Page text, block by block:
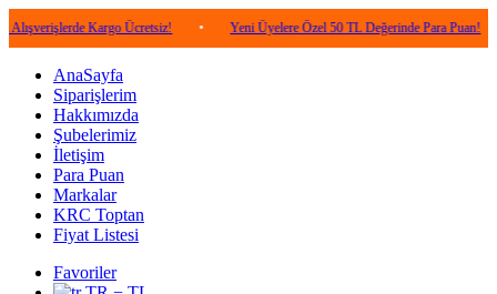
Kargo Ücretsiz! • Yeni Üyelere Özel 50 TL Değerinde Para Puan! •
AnaSayfa
Siparişlerim
Hakkımızda
Şubelerimiz
İletişim
Para Puan
Markalar
KRC Toptan
Fiyat Listesi
Favoriler